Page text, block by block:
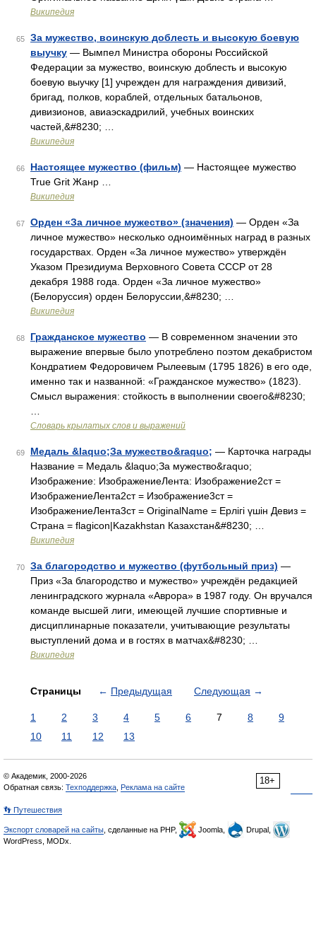
Википедия
65
За мужество, воинскую доблесть и высокую боевую
выучку — Вымпел Министра обороны Российской
Федерации за мужество, воинскую доблесть и высокую
боевую выучку [1] учрежден для награждения дивизий,
бригад, полков, кораблей, отдельных батальонов,
дивизионов, авиаэскадрилий, учебных воинских
частей,&#8230; …
Википедия
66 Настоящее мужество (фильм) — Настоящее мужество
True Grit Жанр …
Википедия
67 Орден «За личное мужество» (значения) — Орден «За
личное мужество» несколько одноимённых наград в разных
государствах. Орден «За личное мужество» утверждён
Указом Президиума Верховного Совета СССР от 28
декабря 1988 года. Орден «За личное мужество»
(Белоруссия) орден Белоруссии,&#8230; …
Википедия
68 Гражданское мужество — В современном значении это
выражение впервые было употреблено поэтом декабристом
Кондратием Федоровичем Рылеевым (1795 1826) в его оде,
именно так и названной: «Гражданское мужество» (1823).
Смысл выражения: стойкость в выполнении своего&#8230;
Словарь крылатых слов и выражений
69 Медаль &laquo;За мужество&raquo; — Карточка награды
Название = Медаль &laquo;За мужество&raquo;
Изображение: ИзображениеЛента: Изображение2ст =
ИзображениеЛента2ст = Изображение3ст =
ИзображениеЛента3ст = OriginalName = Ерлiгi үшiн Девиз =
Страна = flagicon|Kazakhstan Казахстан&#8230; …
Википедия
70 За благородство и мужество (футбольный приз) —
Приз «За благородство и мужество» учреждён редакцией
ленинградского журнала «Аврора» в 1987 году. Он вручался
команде высшей лиги, имеющей лучшие спортивные и
дисциплинарные показатели, учитывающие результаты
выступлений дома и в гостях в матчах&#8230; …
Википедия
Страницы ← Предыдущая Следующая →
1 2 3 4 5 6 7 8
9
10
11 12 13
18+
© Академик, 2000-2026
Обратная связь: Техподдержка Реклама на сайте
👣 Путешествия
Экспорт словарей на сайты , сделанные на PHP, Joomla,
Drupal,
WordPress, MODx.